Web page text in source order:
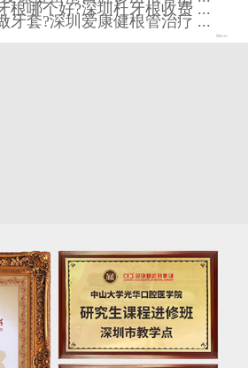
根哪个好?深圳杜牙根收费 ...
牙套?深圳爱康健根管治疗 ...
More+